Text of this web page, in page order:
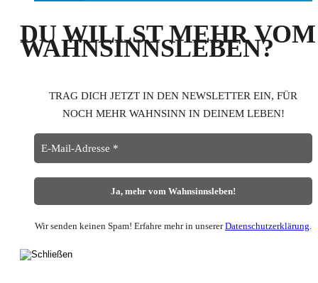
DU WILLST MEHR VOM
WAHNSINNSLEBEN?
TRAG DICH JETZT IN DEN NEWSLETTER EIN, FÜR
NOCH MEHR WAHNSINN IN DEINEM LEBEN!
Wir senden keinen Spam! Erfahre mehr in unsererDatenschutzerklärung.